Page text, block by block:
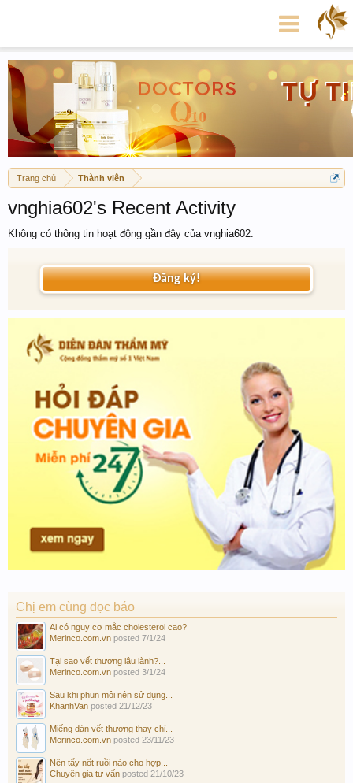
Trang chủ Thành viên
vnghia602's Recent Activity
Không có thông tin hoạt động gần đây của vnghia602.
Đăng ký!
Chị em cùng đọc báo
Ai có nguy cơ mắc cholesterol cao?
Merinco.com.vn posted 7/1/24
Tại sao vết thương lâu lành?...
Merinco.com.vn posted 3/1/24
Sau khi phun môi nên sử dụng...
KhanhVan posted 21/12/23
Miếng dán vết thương thay chỉ...
Merinco.com.vn posted 23/11/23
Nên tẩy nốt ruồi nào cho hợp...
Chuyên gia tư vấn posted 21/10/23